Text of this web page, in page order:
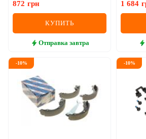
872 грн
КУПИТЬ
Отправка завтра
1 684
-10% -10%